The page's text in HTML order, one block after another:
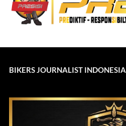
BIKERS JOURNALIST INDONESIA